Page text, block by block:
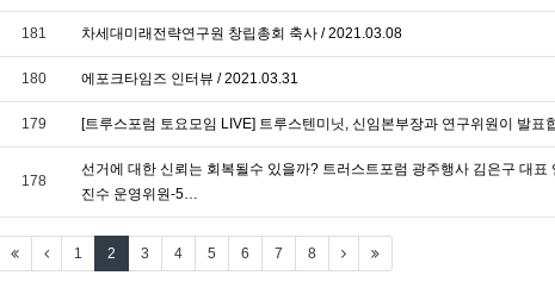
181 차세대미래전략연구원 창립총회 축사 / 2021.03.08
180 에포크타임즈 인터뷰 / 2021.03.31
179 [트루스포럼 토요모임 LIVE] 트루스텐미닛, 신임본부장과 연구위원이 발표
178
선거에 대한 신뢰는 회복될수 있을까? 트러스트포럼 광주행사 김은구 대표
진수 운영위원-5…
1 2 3 4 5 6 7 8